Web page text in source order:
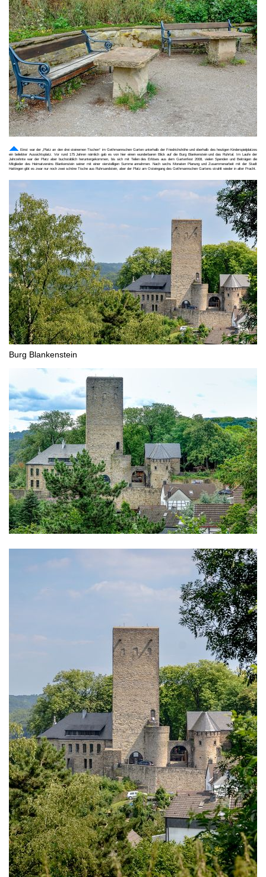
Einst war der „Platz an den drei steinernen Tischen“ im Gethmannschen Garten unterhalb der Friedrichshöhe und oberhalb des heutigen Kinderspielplatzes
ein beliebter Aussichtsplatz. Vor rund 175 Jahren nämlich gab es von hier einen wunderbaren Blick auf die Burg Blankenstein und das Ruhrtal. Im Laufe der
Jahrzehnte war der Platz aber buchstäblich heruntergekommen, bis sich mit Teilen des Erlöses aus dem Gartenfest 2008, vielen Spenden und Beiträgen die
Mitglieder des Heimatvereins Blankenstein seiner mit einer vierstelligen Summe annahmen. Nach sechs Monaten Planung und Zusammenarbeit mit der Stadt
Hattingen gibt es zwar nur noch zwei schöne Tische aus Ruhrsandstein, aber der Platz am Osteingang des Gethmannschen Gartens strahlt wieder in alter Pracht.
Burg Blankenstein